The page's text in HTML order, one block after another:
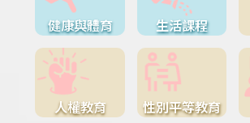
健康與體育 生活課程
人權教育 性別平等教育